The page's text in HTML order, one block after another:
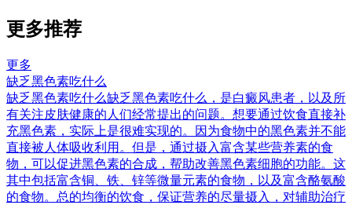
更多推荐
更多
缺乏黑色素吃什么
缺乏黑色素吃什么缺乏黑色素吃什么，是白癜风患者，以及所
有关注皮肤健康的人们经常提出的问题。想要通过饮食直接补
充黑色素，实际上是很难实现的。因为食物中的黑色素并不能
直接被人体吸收利用。但是，通过摄入富含某些营养素的食
物，可以促进黑色素的合成，帮助改善黑色素细胞的功能。这
其中包括富含铜、铁、锌等微量元素的食物，以及富含酪氨酸
的食物。总的均衡的饮食，保证营养的尽量摄入，对辅助治疗